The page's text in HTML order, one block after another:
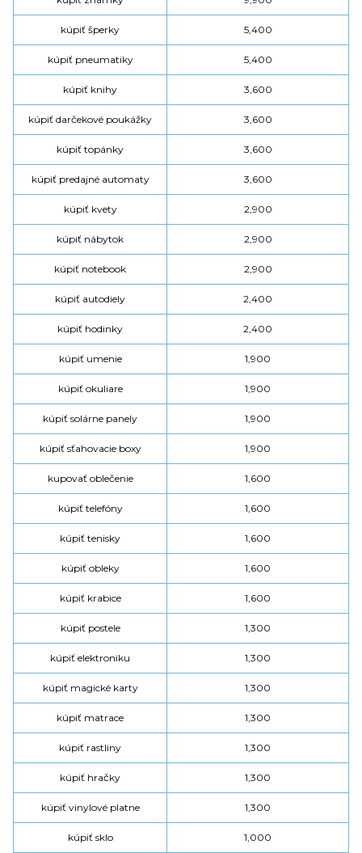
kúpiť šperky 5,400
kúpiť pneumatiky 5,400
kúpiť knihy 3,600
kúpiť darčekové poukážky 3,600
kúpiť topánky 3,600
kúpiť predajné automaty 3,600
kúpiť kvety 2,900
kúpiť nábytok 2,900
kúpiť notebook 2,900
kúpiť autodiely 2,400
kúpiť hodinky 2,400
kúpiť umenie 1,900
kúpiť okuliare 1,900
kúpiť solárne panely 1,900
kúpiť sťahovacie boxy 1,900
kupovať oblečenie 1,600
kúpiť telefóny 1,600
kúpiť tenisky 1,600
kúpiť obleky 1,600
kúpiť krabice 1,600
kúpiť postele 1,300
kúpiť elektroniku 1,300
kúpiť magické karty 1,300
kúpiť matrace 1,300
kúpiť rastliny 1,300
kúpiť hračky 1,300
kúpiť vinylové platne 1,300
kúpiť sklo 1,000